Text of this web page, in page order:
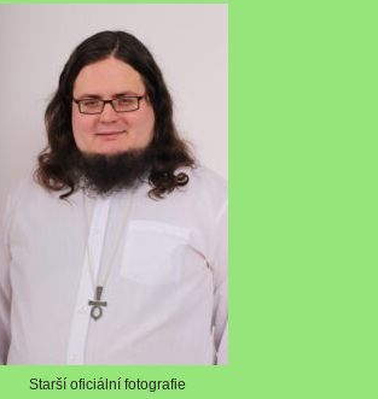
Starší oficiální fotografie